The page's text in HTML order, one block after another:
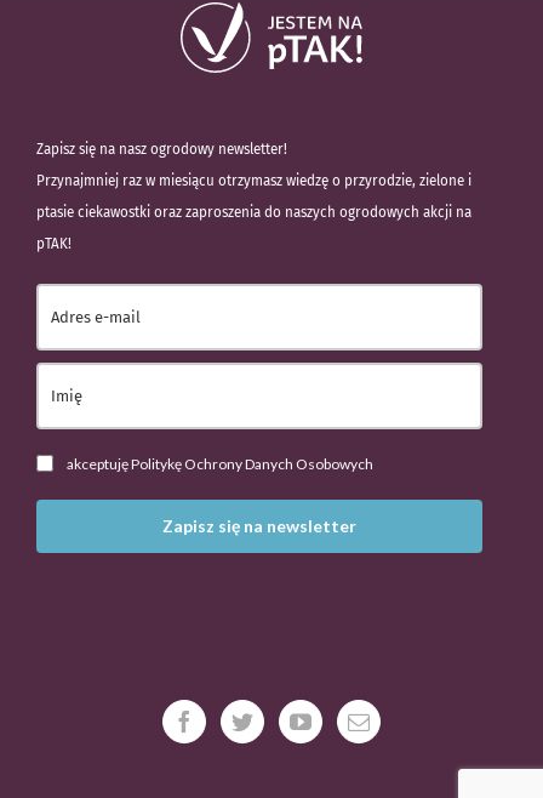
Zapisz się na nasz ogrodowy newsletter!
Przynajmniej raz w miesiącu otrzymasz wiedzę o przyrodzie, zielone i
ptasie ciekawostki oraz zaproszenia do naszych ogrodowych akcji na
pTAK!
akceptuję Politykę Ochrony Danych Osobowych
Zapisz się na newsletter